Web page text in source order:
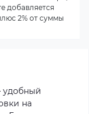
удобный
на
добавляется
2% от суммы